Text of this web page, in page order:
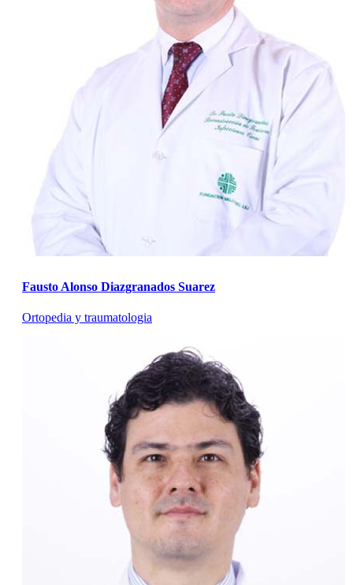
Fausto Alonso Diazgranados Suarez
Ortopedia y traumatologia